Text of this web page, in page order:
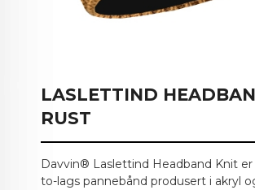
LASLETTIND
RUST
Davvin® Laslettind Headband Knit
to-lags pannebånd produsert i akryl